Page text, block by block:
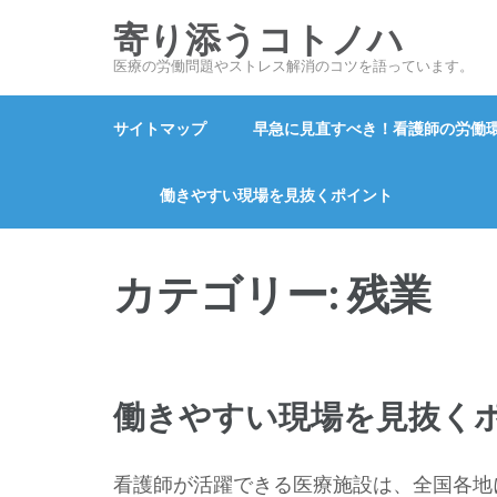
ン
キ
寄り添うコトノハ
医療の労働問題やストレス解消のコツを語っています。
サイトマップ 早急に見直すべき！看護師の労働
働きやすい現場を見抜くポイント
カテゴリー:残業
働きやすい現場を見抜く
看護師が活躍できる医療施設は、全国各